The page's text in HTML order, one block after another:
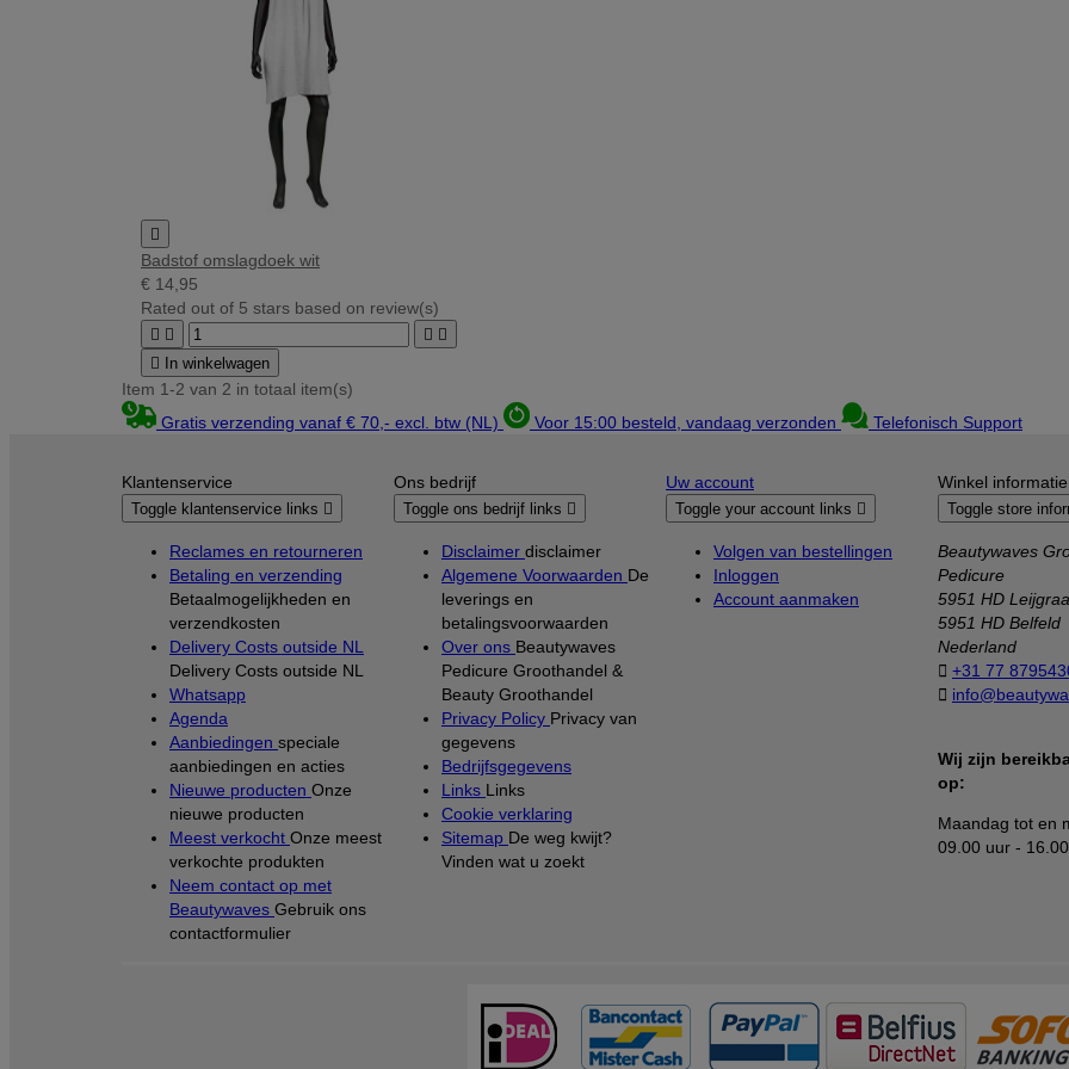

Badstof omslagdoek wit
€ 14,95
Rated out of 5 stars based on review(s)
   

In winkelwagen
Item 1-2 van 2 in totaal item(s)
Gratis verzending vanaf € 70,- excl. btw (NL)
Voor 15:00 besteld, vandaag verzonden Telefonisch Support
Klantenservice
Toggle klantenservice links 
Reclames en retourneren
Betaling en verzending
Betaalmogelijkheden en
verzendkosten
Delivery Costs outside NL
Delivery Costs outside NL
Whatsapp
Agenda
Aanbiedingen speciale
aanbiedingen en acties
Nieuwe producten Onze
nieuwe producten
Meest verkocht Onze meest
verkochte produkten
Neem contact op met
Beautywaves Gebruik ons
contactformulier
Ons bedrijf
Toggle ons bedrijf links 
Disclaimer disclaimer
Algemene Voorwaarden De
leverings en
betalingsvoorwaarden
Over ons Beautywaves
Pedicure Groothandel &
Beauty Groothandel
Privacy Policy Privacy van
gegevens
Bedrijfsgegevens
Links Links
Cookie verklaring
Sitemap De weg kwijt?
Vinden wat u zoekt
Uw account
Toggle your account links 
Volgen van bestellingen
Inloggen
Account aanmaken
Winkel informatie
Toggle store
Beautywaves
Pedicure
5951 HD
5951 HD Belfeld
Nederland
 +31 77

Wij zijn
op:
Maandag tot en
09.00 uur -